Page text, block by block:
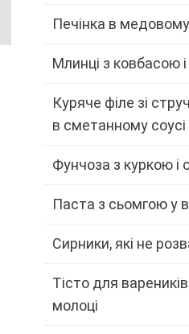
Печінка в медовому
Млинці з ковбасою
Куряче філе зі
в сметанному соусі
Фунчоза з куркою і
Паста з сьомгою у
Сирники, які не
Тісто для
молоці